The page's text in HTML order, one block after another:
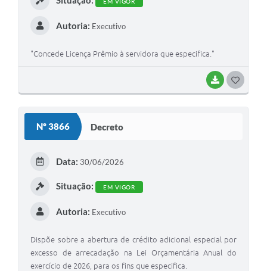
BAIXAR
Autoria: Executivo
"Concede Licença Prêmio à servidora que especifica."
Nº 3866 Decreto
Data: 30/06/2026
Situação: EM VIGOR
Autoria: Executivo
Dispõe sobre a abertura de crédito adicional especial por
excesso de arrecadação na Lei Orçamentária Anual do
exercício de 2026, para os fins que especifica.